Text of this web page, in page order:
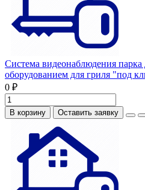
Система видеонаблюдения
оборудованием для гриля "под
0 ₽
В корзину Оставить заявку